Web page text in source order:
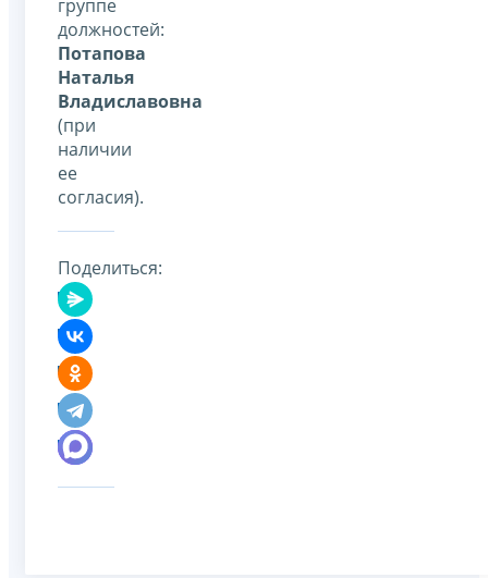
группе
должностей:
Потапова
Наталья
Владиславовна
(при
наличии
ее
согласия).
Поделиться: